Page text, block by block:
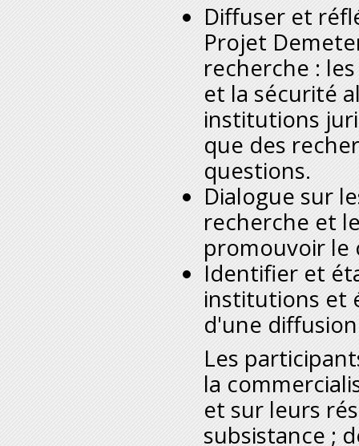
Diffuser et
Projet
recherche :
et la sécurité
institutions
que des
questions.
Dialogue sur
recherche et
promouvoir le
Identifier et
institutions et
d'une
Les
la
et sur leurs
subsistance ;